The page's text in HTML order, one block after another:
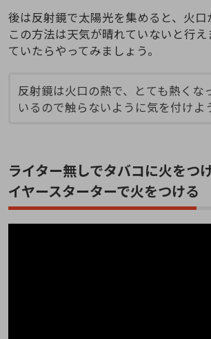
後は反射鏡で太陽光を集めると、火口
この方法は天気が晴れていないと行
ていたらやってみましょう。
反射鏡は火口の熱で、とても熱くな
いるので触らないように気を付けよ
ライター無しでタバコに火をつ
イヤースターターで火をつける